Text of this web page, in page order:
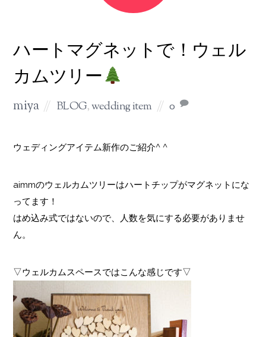
ハートマグネットで！ウェル
カムツリー
miya BLOG,wedding item 0
ウェディングアイテム新作のご紹介^ ^
aimmのウェルカムツリーはハートチップがマグネットにな
ってます！
はめ込み式ではないので、人数を気にする必要がありませ
ん。
▽ウェルカムスペースではこんな感じです▽